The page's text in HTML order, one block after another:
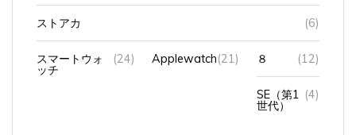
ストアカ (6)
スマートウォ
ッチ
(24) Applewatch (21) ８ (12)
SE（第1
世代）
(4)